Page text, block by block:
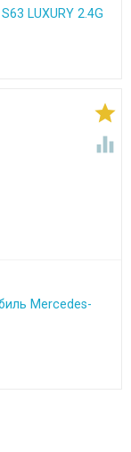
LUXURY 2.4G


Mercedes-